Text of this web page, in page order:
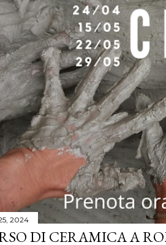
2024
DI CERAMICA A